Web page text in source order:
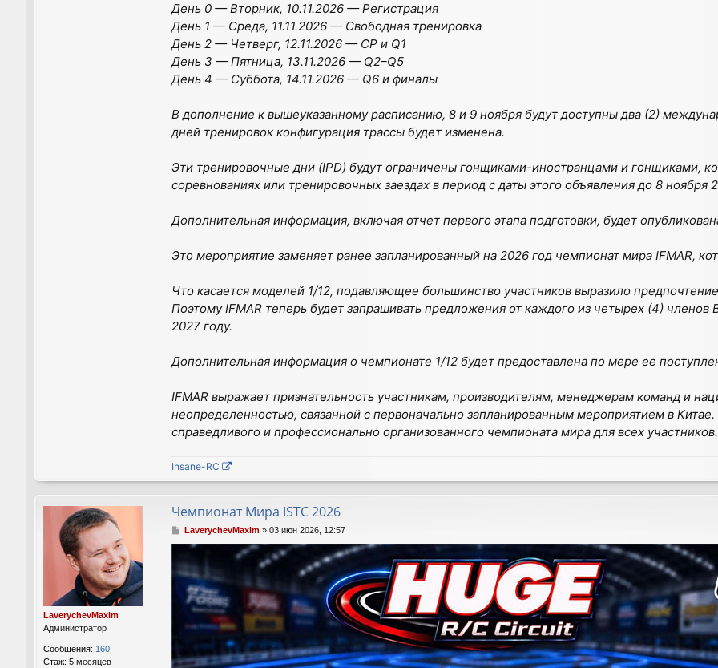
День 0 — Вторник, 10.11.2026 — Регистрация
День 1 — Среда, 11.11.2026 — Свободная тренировка
День 2 — Четверг, 12.11.2026 — CP и Q1
День 3 — Пятница, 13.11.2026 — Q2–Q5
День 4 — Суббота, 14.11.2026 — Q6 и финалы
В дополнение к вышеуказанному расписанию, 8 и 9 ноября будут доступны два (2)
дней тренировок конфигурация трассы будет изменена.
Эти тренировочные дни (IPD) будут ограничены гонщиками-иностранцами и гонщиками,
соревнованиях или тренировочных заездах в период с даты этого объявления до 8 ноября
Дополнительная информация, включая отчет первого этапа подготовки, будет
Это мероприятие заменяет ранее запланированный на 2026 год чемпионат мира IFMAR,
Что касается моделей 1/12, подавляющее большинство участников выразило
Поэтому IFMAR теперь будет запрашивать предложения от каждого из четырех (4)
2027 году.
Дополнительная информация о чемпионате 1/12 будет предоставлена ​​по мере ее
IFMAR выражает признательность участникам, производителям, менеджерам команд и
неопределенностью, связанной с первоначально запланированным мероприятием в
справедливого и профессионально организованного чемпионата мира для всех участников.
Insane-RC
LaverychevMaxim
Администратор
Сообщения: 160
Стаж: 5 месяцев
Чемпионат Мира ISTC 2026
С
о
LaverychevMaxim » 03 июн 2026, 12:57